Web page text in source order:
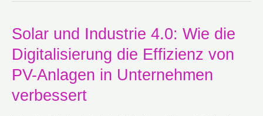
Solar und Industrie 4.0: Wie die
Digitalisierung die Effizienz von
PV-Anlagen in Unternehmen
verbessert
Solar
und
Industrie
Wie
die
Digitalisierung